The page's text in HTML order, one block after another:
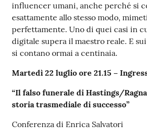
influencer umani, anche perché si
esattamente allo stesso modo,
perfettamente. Uno di quei casi in
digitale supera il maestro reale. E
si contano ormai a centinaia.
Martedì 22 luglio ore 21.15 –
“Il falso funerale di Hastings/
storia trasmediale di successo”
Conferenza di Enrica Salvatori